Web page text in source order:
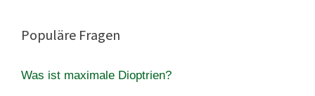
Populäre Fragen
Was ist maximale Dioptrien?